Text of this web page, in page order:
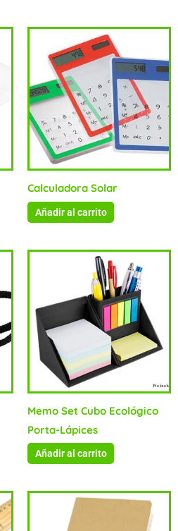
Calculadora Solar
Añadir al carrito
Memo Set Cubo Ecológico
Porta-Lápices
Añadir al carrito